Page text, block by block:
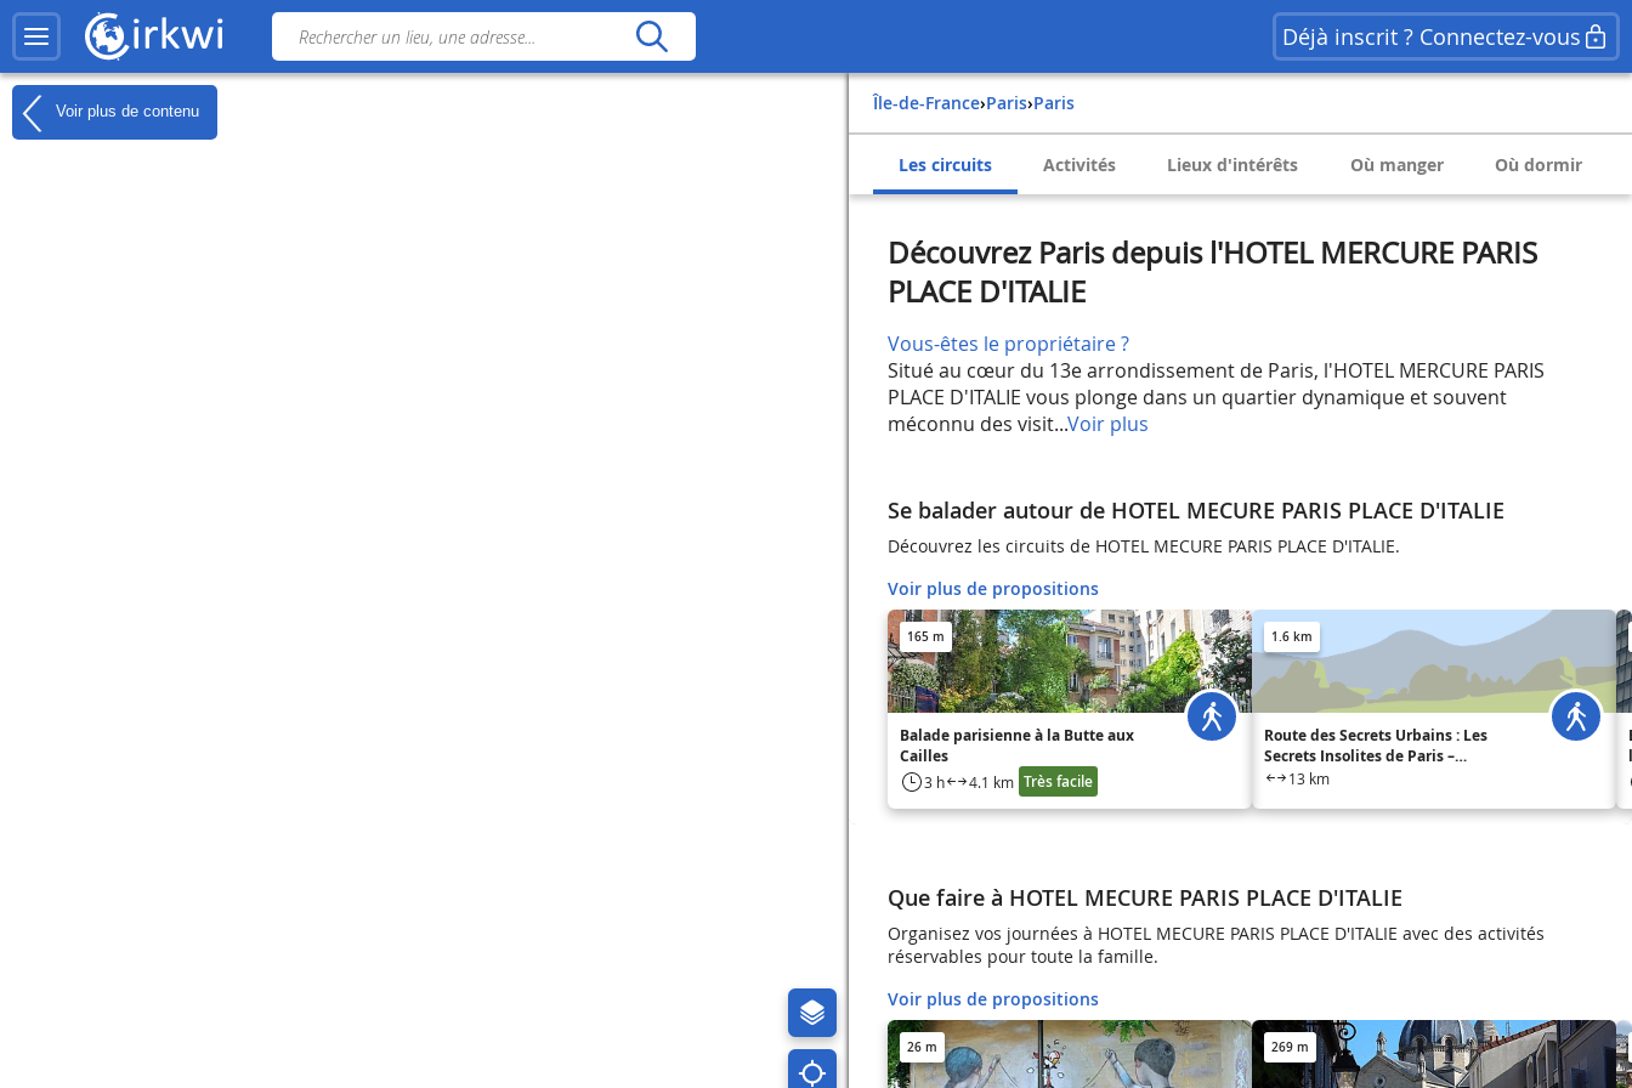
Déjà inscrit ? Connectez-vous
Voir plus de contenu Île-de-France› Paris› Paris
Les circuits Activités Lieux d'intérêts Où manger Où dormir
Découvrez Paris depuis l'HOTEL MERCURE PARIS
PLACE D'ITALIE
Vous-êtes le propriétaire ?
Situé au cœur du 13e arrondissement de Paris, l'HOTEL MERCURE PARIS
PLACE D'ITALIE vous plonge dans un quartier dynamique et souvent
méconnu des visit...Voir plus
Se balader autour de HOTEL MECURE PARIS PLACE D'ITALIE
Découvrez les circuits de HOTEL MECURE PARIS PLACE D'ITALIE.
Voir plus de propositions
165 m
Balade parisienne à la Butte aux
Cailles
3 h 4.1 km Très facile
1.6 km
Route des Secrets Urbains : Les
Secrets Insolites de Paris –
Collection Cirkwi Mag
13 km
Que faire à HOTEL MECURE PARIS PLACE D'ITALIE
Organisez vos journées à HOTEL MECURE PARIS PLACE D'ITALIE avec des activités
réservables pour toute la famille.
Voir plus de propositions
26 m 269 m